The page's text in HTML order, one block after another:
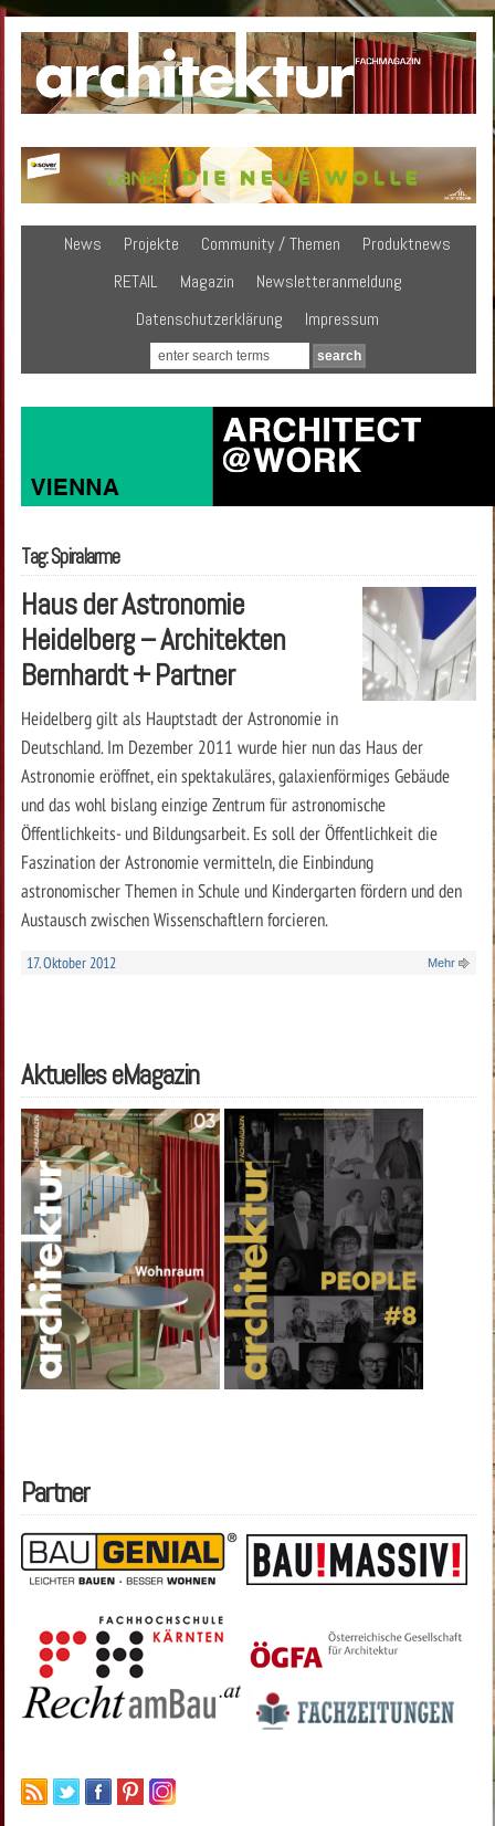
News Projekte Community / Themen
Produktnews
RETAIL
Magazin
Newsletteranmeldung
Datenschutzerklärung
Impressum
Tag: Spiralarme
Haus der Astronomie
Heidelberg – Architekten
Bernhardt + Partner
Heidelberg gilt als Hauptstadt der Astronomie in
Deutschland. Im Dezember 2011 wurde hier nun das Haus der
Astronomie eröffnet, ein spektakuläres, galaxienförmiges Gebäude
und das wohl bislang einzige Zentrum für astronomische
Öffentlichkeits- und Bildungsarbeit. Es soll der Öffentlichkeit die
Faszination der Astronomie vermitteln, die Einbindung
astronomischer Themen in Schule und Kindergarten fördern und den
Austausch zwischen Wissenschaftlern forcieren.
17. Oktober 2012 Mehr
Aktuelles eMagazin
Partner